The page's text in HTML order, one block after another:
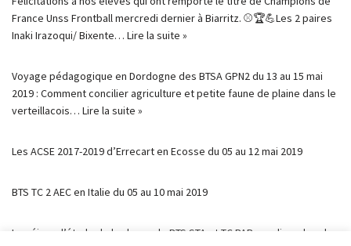
France Unss Frontball mercredi dernier à Biarritz. ⚾🏆💪Les 2 paires
Inaki Irazoqui/ Bixente… Lire la suite »
Voyage pédagogique en Dordogne des BTSA GPN2 du 13 au 15 mai
2019 : Comment concilier agriculture et petite faune de plaine dans le
verteillacois… Lire la suite »
Les ACSE 2017-2019 d’Errecart en Ecosse du 05 au 12 mai 2019
BTS TC 2 AEC en Italie du 05 au 10 mai 2019
Le séjour d’étude de la classe de BTS STA et TC PAB a eu lieu, dans les